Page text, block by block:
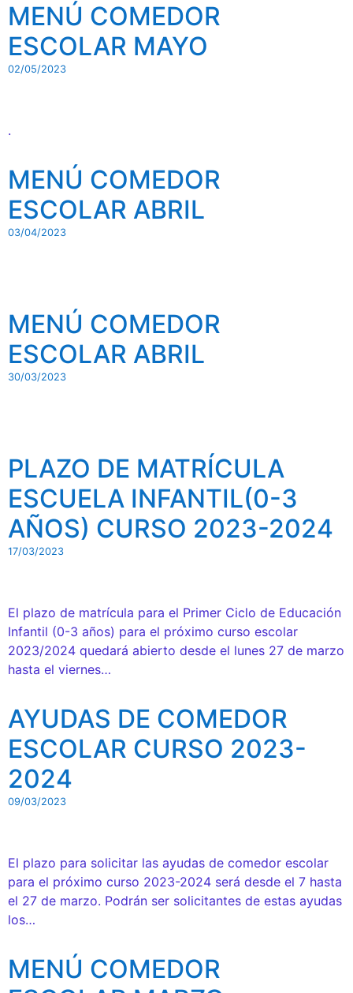
MENÚ COMEDOR
ESCOLAR MAYO
02/05/2023
.
MENÚ COMEDOR
ESCOLAR ABRIL
03/04/2023
MENÚ COMEDOR
ESCOLAR ABRIL
30/03/2023
PLAZO DE MATRÍCULA
ESCUELA INFANTIL(0-3
AÑOS) CURSO 2023-2024
17/03/2023
El plazo de matrícula para el Primer Ciclo de Educación
Infantil (0-3 años) para el próximo curso escolar
2023/2024 quedará abierto desde el lunes 27 de marzo
hasta el viernes…
AYUDAS DE COMEDOR
ESCOLAR CURSO 2023-
2024
09/03/2023
El plazo para solicitar las ayudas de comedor escolar
para el próximo curso 2023-2024 será desde el 7 hasta
el 27 de marzo. Podrán ser solicitantes de estas ayudas
los…
MENÚ COMEDOR